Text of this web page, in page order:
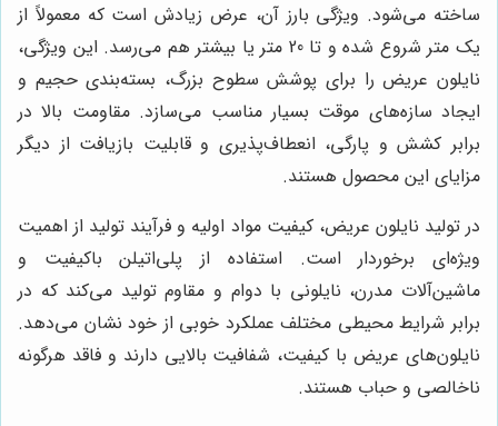
ساخته می‌شود. ویژگی بارز آن، عرض زیادش است که معمولاً از
یک متر شروع شده و تا 20 متر یا بیشتر هم می‌رسد. این ویژگی،
نایلون عریض را برای پوشش سطوح بزرگ، بسته‌بندی حجیم و
ایجاد سازه‌های موقت بسیار مناسب می‌سازد. مقاومت بالا در
برابر کشش و پارگی، انعطاف‌پذیری و قابلیت بازیافت از دیگر
مزایای این محصول هستند.
در تولید نایلون عریض، کیفیت مواد اولیه و فرآیند تولید از اهمیت
ویژه‌ای برخوردار است. استفاده از پلی‌اتیلن باکیفیت و
ماشین‌آلات مدرن، نایلونی با دوام و مقاوم تولید می‌کند که در
برابر شرایط محیطی مختلف عملکرد خوبی از خود نشان می‌دهد.
نایلون‌های عریض با کیفیت، شفافیت بالایی دارند و فاقد هرگونه
ناخالصی و حباب هستند.